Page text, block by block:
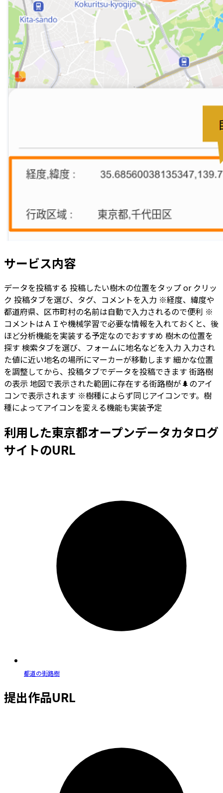
サービス内容
データを投稿する 投稿したい樹木の位置をタップ or クリッ
ク 投稿タブを選び、タグ、コメントを入力 ※経度、緯度や
都道府県、区市町村の名前は自動で入力されるので便利 ※
コメントはＡＩや機械学習で必要な情報を入れておくと、後
ほど分析機能を実装する予定なのでおすすめ 樹木の位置を
探す 検索タブを選び、フォームに地名などを入力 入力され
た値に近い地名の場所にマーカーが移動します 細かな位置
を調整してから、投稿タブでデータを投稿できます 街路樹
の表示 地図で表示された範囲に存在する街路樹が🌲のアイ
コンで表示されます ※樹種によらず同じアイコンです。樹
種によってアイコンを変える機能も実装予定
利用した東京都オープンデータカタログ
サイトのURL
都道の街路樹
提出作品URL